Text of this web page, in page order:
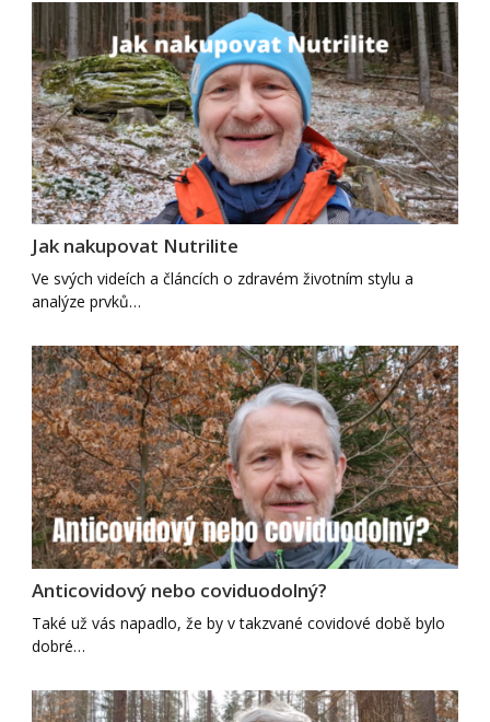
Jak nakupovat Nutrilite
Ve svých videích a článcích o zdravém životním stylu a
analýze prvků…
Anticovidový nebo coviduodolný?
Také už vás napadlo, že by v takzvané covidové době bylo
dobré…